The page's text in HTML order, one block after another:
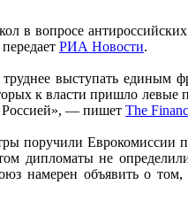
в вопросе
РИА Новости.
выступать единым
к власти пришло левые
Россией», — пишет The
поручили Еврокомиссии
дипломаты не
намерен объявить о том,